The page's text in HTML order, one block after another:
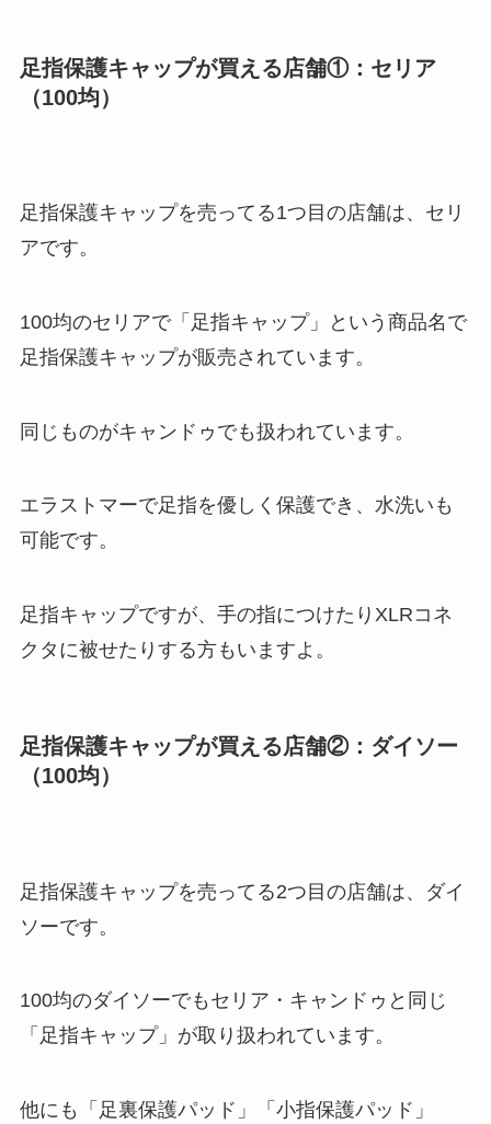
足指保護キャップが買える店舗①：セリア
（100均）
足指保護キャップを売ってる1つ目の店舗は、セリ
アです。
100均のセリアで「足指キャップ」という商品名で
足指保護キャップが販売されています。
同じものがキャンドゥでも扱われています。
エラストマーで足指を優しく保護でき、水洗いも
可能です。
足指キャップですが、手の指につけたりXLRコネ
クタに被せたりする方もいますよ。
足指保護キャップが買える店舗②：ダイソー
（100均）
足指保護キャップを売ってる2つ目の店舗は、ダイ
ソーです。
100均のダイソーでもセリア・キャンドゥと同じ
「足指キャップ」が取り扱われています。
他にも「足裏保護パッド」「小指保護パッド」